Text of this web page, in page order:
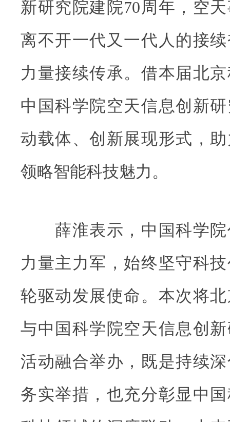
新研究院建院70周年，空
离不开一代又一代人的接
力量接续传承。借本届北
中国科学院空天信息创新
动载体、创新展现形式，
领略智能科技魅力。
薛淮表示，中国科学院
力量主力军，始终坚守科
轮驱动发展使命。本次将
与中国科学院空天信息创
活动融合举办，既是持续
务实举措，也充分彰显中